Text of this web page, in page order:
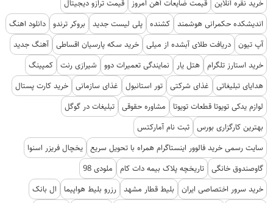
خرید نقره آنلاین قیمت ضایعات آهن امروز
قیمت ترازو دیجیتال
اندیشکده حکمرانی هوشمند کشنده پلی لیست جدید بروکر ترندو دانلود اهنگ
آپ تیون دریافت طلای آبشده از میلی خرید سکه پارسیان اقساطی آهنگ جدید
خرید استارز تلگرام هتل یار نمایندگی تعمیرات دوو شیرازی رنت کمپینگ
هدایای تبلیغاتی
غذای شرکتی تور استانبول غذای سازمانی خرید کارت پستال
لوازم یدکی تویوتا قطعات تویوتا
مشاوره حقوقی تبلیغات در گوگل
بهترین کارگزاری بورس ثبت نام آمارکتس
سایت رسمی خرید فالوور اینستاگرام همراه با تحویل سریع یخچال فریزر اسنوا
گاوصندوق خانگی تاریخچه پلاک بیمه دات کام
ملودی 98
خرید سرور اختصاصی ایران
بلیط قطار مشهد رزرو بلیط هواپیما ال بانک